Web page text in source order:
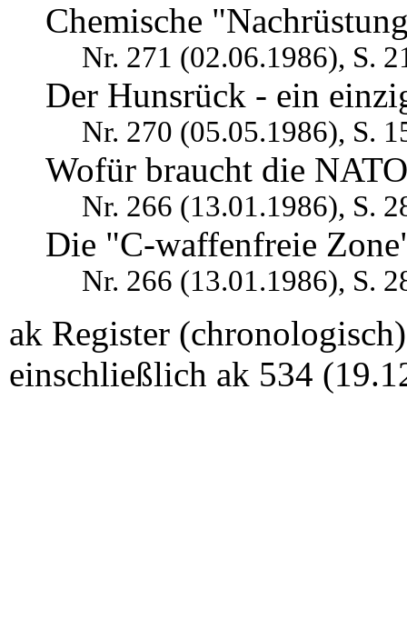
Chemische
Nr. 271 (02.06.1986), S.
Der Hunsrück - ein
Nr. 270 (05.05.1986), S.
Wofür braucht die
Nr. 266 (13.01.1986), S.
Die "C-waffenfreie
Nr. 266 (13.01.1986), S.
ak Register
einschließlich ak 534